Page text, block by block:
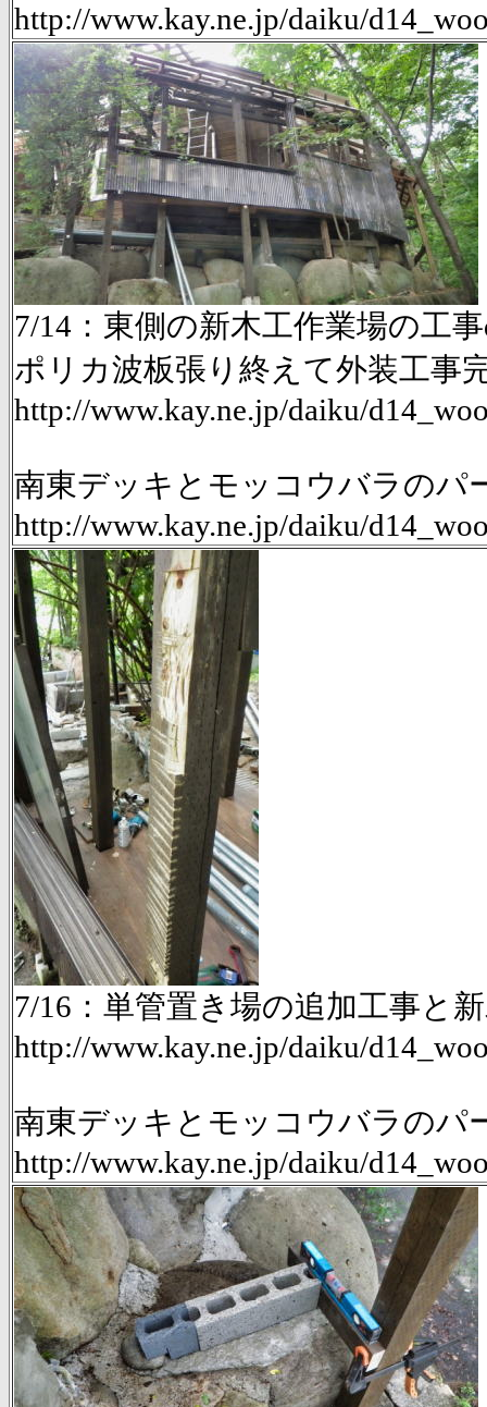
http://www.kay.ne.jp/daiku/
7/14：東側の新木工作業場の工事
ポリカ波板張り終えて外装工事
http://www.kay.ne.jp/daiku/
南東デッキとモッコウバラのパ
http://www.kay.ne.jp/daiku/
7/16：単管置き場の追加工事と
http://www.kay.ne.jp/daiku/
南東デッキとモッコウバラのパ
http://www.kay.ne.jp/daiku/